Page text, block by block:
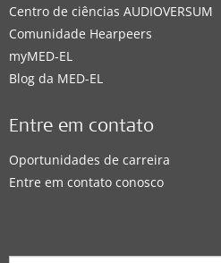
Centro de ciências AUDIOVERSUM
Comunidade Hearpeers
myMED‑EL
Blog da MED-EL
Entre em contato
Oportunidades de carreira
Entre em contato conosco